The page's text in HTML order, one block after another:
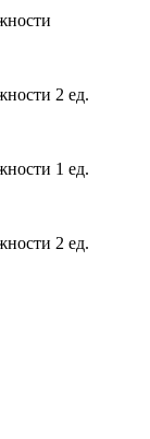
2 ед.
1 ед.
2 ед.